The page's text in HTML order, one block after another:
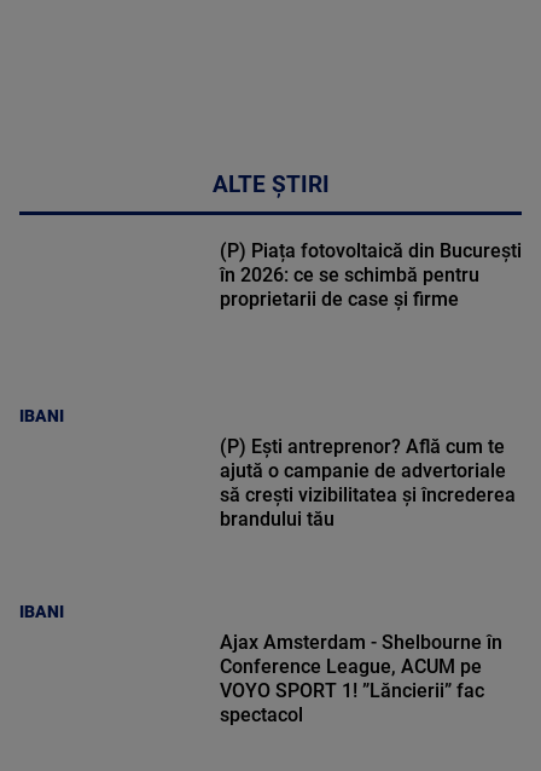
ALTE ȘTIRI
IBANI
(P) Piața fotovoltaică din București
în 2026: ce se schimbă pentru
proprietarii de case și firme
IBANI
(P) Ești antreprenor? Află cum te
ajută o campanie de advertoriale
să crești vizibilitatea și încrederea
brandului tău
Ajax Amsterdam - Shelbourne în
Conference League, ACUM pe
VOYO SPORT 1! ”Lăncierii” fac
spectacol